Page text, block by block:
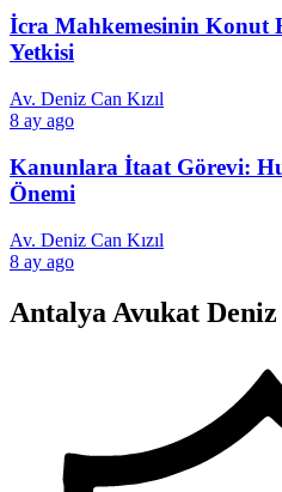
İcra Mahkemesinin Konut
Yetkisi
Av. Deniz Can Kızıl
8 ay ago
Kanunlara İtaat Görevi:
Önemi
Av. Deniz Can Kızıl
8 ay ago
Antalya Avukat Deniz